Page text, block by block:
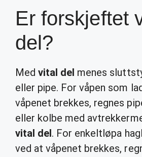
Er forskjeftet
del?
Medvital del menes
eller pipe. For våpen som
våpenet brekkes, regnes
eller kolbe med
vital del. For enkeltløpa
ved at våpenet brekkes,